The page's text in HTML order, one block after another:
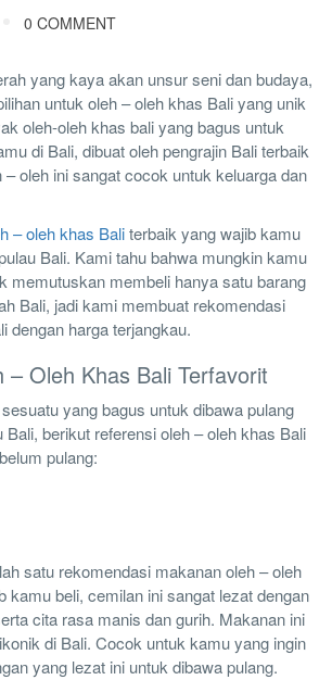
0 COMMENT
yang kaya akan unsur seni dan budaya,
untuk oleh – oleh khas Bali yang unik
oleh-oleh khas bali yang bagus untuk
di Bali, dibuat oleh pengrajin Bali terbaik
oleh ini sangat cocok untuk keluarga dan
– oleh khas Baliterbaik yang wajib kamu
Bali. Kami tahu bahwa mungkin kamu
memutuskan membeli hanya satu barang
Bali, jadi kami membuat rekomendasi
dengan harga terjangkau.
– Oleh Khas Bali Terfavorit
yang bagus untuk dibawa pulang
Bali, berikut referensi oleh – oleh khas Bali
pulang:
satu rekomendasi makanan oleh – oleh
kamu beli, cemilan ini sangat lezat dengan
cita rasa manis dan gurih. Makanan ini
di Bali. Cocok untuk kamu yang ingin
yang lezat ini untuk dibawa pulang.